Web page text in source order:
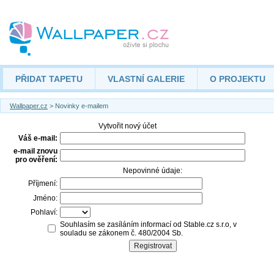
PŘIDAT TAPETU VLASTNÍ GALERIE O PROJEKTU
Wallpaper.cz > Novinky e-mailem